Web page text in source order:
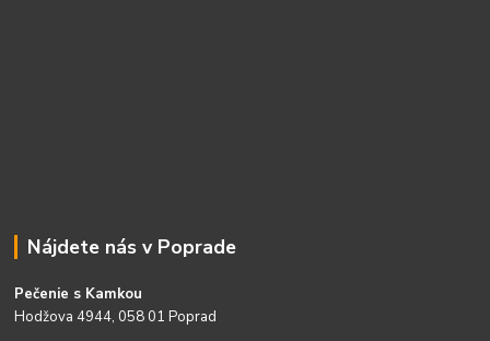
Nájdete nás v Poprade
Pečenie s Kamkou
Hodžova 4944, 058 01 Poprad